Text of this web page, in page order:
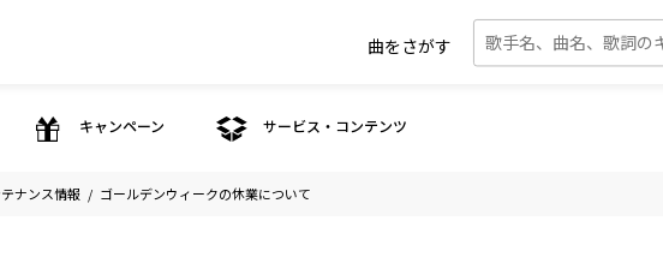
曲をさがす
キャンペーン サービス・コンテンツ
ナンス情報 ゴールデンウィークの休業について